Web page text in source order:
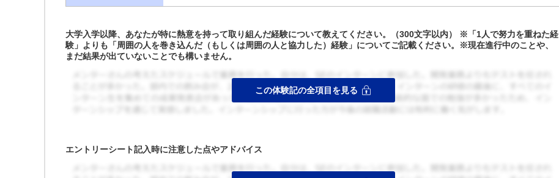
大学入学以降、あなたが特に熱意を持って取り組んだ経験について教えてください。（300文字以内） ※「1人で努力を重ねた経
験」よりも「周囲の人を巻き込んだ（もしくは周囲の人と協力した）経験」についてご記載ください。※現在進行中のことや、
まだ結果が出ていないことでも構いません。
エントリーシート記入時に注意した点やアドバイス